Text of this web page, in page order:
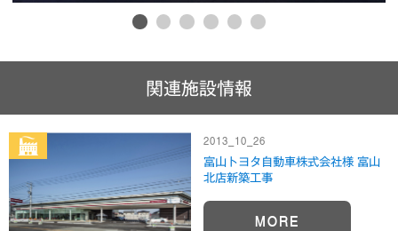
関連施設情報
2013_10_26
富山トヨタ自動車株式会社様 富山
北店新築工事
MORE